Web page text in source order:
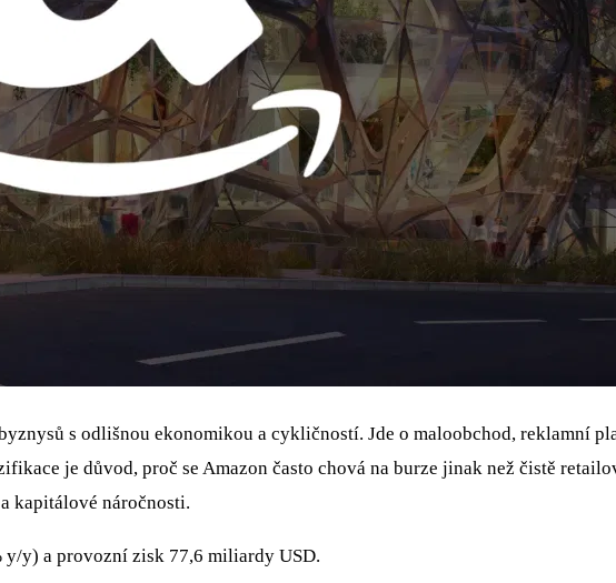
s odlišnou ekonomikou a cykličností. Jde o maloobchod, reklamní
je důvod, proč se Amazon často chová na burze jinak než čistě
kapitálové náročnosti.
y) a provozní zisk 77,6 miliardy USD.